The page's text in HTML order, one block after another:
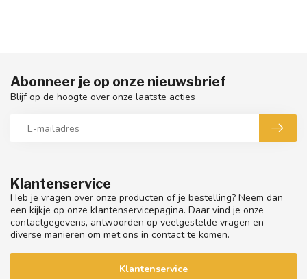
Klantenservice
Heb je vragen over onze producten of je bestelling? Neem dan
een kijkje op onze klantenservicepagina. Daar vind je onze
contactgegevens, antwoorden op veelgestelde vragen en
diverse manieren om met ons in contact te komen.
Klantenservice
Abonneer je op onze nieuwsbrief
Blijf op de hoogte over onze laatste acties